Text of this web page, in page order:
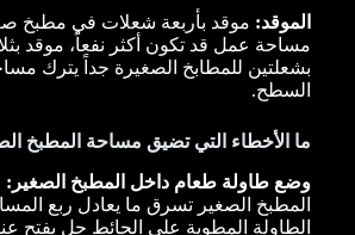
الموقد: موقد بأربعة شعلات في مطبخ
مساحة عمل قد تكون أكثر نفعاً، موقد
بشعلتين للمطابخ الصغيرة جداً يترك
السطح.
ما الأخطاء التي تضيق مساحة المطبخ
وضع طاولة طعام داخل المطبخ الصغير:
المطبخ الصغير تسرق ما يعادل ربع
الطاولة المطوية على الحائط حل يفتح